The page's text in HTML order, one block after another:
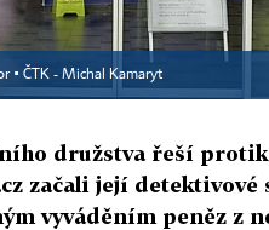
▪ ČTK - Michal Kamaryt
družstva řeší
začali její detektivové
vyváděním peněz z